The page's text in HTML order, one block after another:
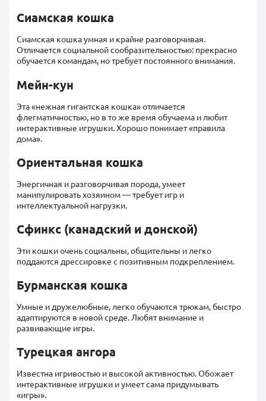
Сиамская кошка
Сиамская кошка умная и крайне разговорчивая.
Отличается социальной сообразительностью: прекрасно
обучается командам, но требует постоянного внимания.
Мейн-кун
Эта «нежная гигантская кошка» отличается
флегматичностью, но в то же время обучаема и любит
интерактивные игрушки. Хорошо понимает «правила
дома».
Ориентальная кошка
Энергичная и разговорчивая порода, умеет
манипулировать хозяином — требует игр и
интеллектуальной нагрузки.
Сфинкс (канадский и донской)
Эти кошки очень социальны, общительны и легко
поддаются дрессировке с позитивным подкреплением.
Бурманская кошка
Умные и дружелюбные, легко обучаются трюкам, быстро
адаптируются в новой среде. Любят внимание и
развивающие игры.
Турецкая ангора
Известна игривостью и высокой активностью. Обожает
интерактивные игрушки и умеет сама придумывать
«игры».